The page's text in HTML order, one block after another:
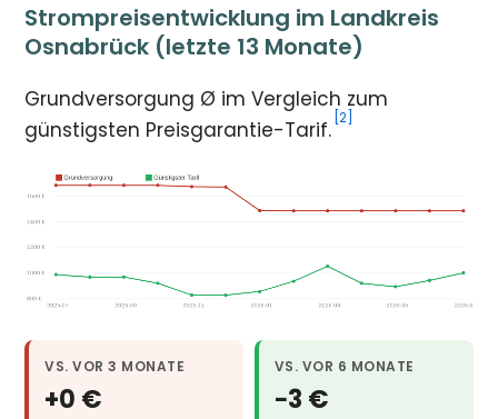
Strompreisentwicklung im Landkreis
Osnabrück (letzte 13 Monate)
Grundversorgung Ø im Vergleich zum
günstigsten Preisgarantie-Tarif. [2]
VS. VOR 3 MONATE
+0 €
VS. VOR 6 MONATE
−3 €